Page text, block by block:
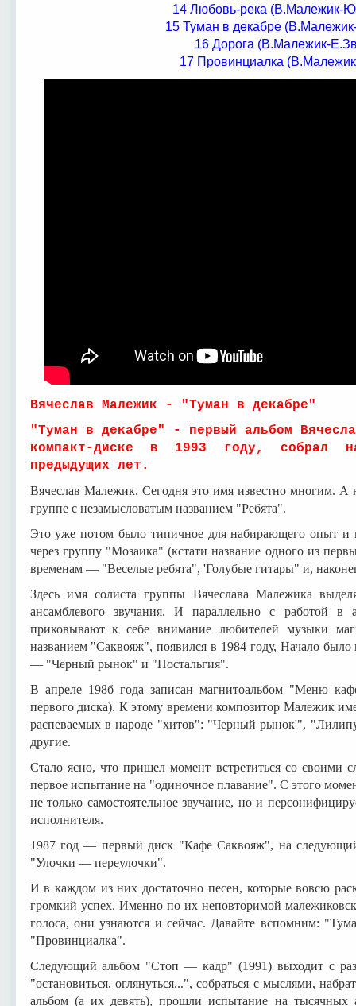
14 Любовь-река (В.Малежик-
15 Туман в декабре
16 Дорога (В.Малежик-
17 Провинциалка
Вячеслав Малежик - "Туман в декабре"
"Туман в декабре" - первый альбом
компакт-диске в 1993 году, собрал
предыдущих лет.
Вячеслав Малежик. Сегодня это имя известно многим. А
группе с незамысловатым названием "Ребята".
Это уже потом было типичное для набирающего опыт и
через группу "Мозаика" (кстати название одного из
временам — "Веселые ребята", 'Голубые гитары" и,
Здесь имя солиста группы Вячеслава Малежика
ансамблевого звучания. И параллельно с работой в
приковывают к себе внимание любителей музыки
названием "Саквояж", появился в 1984 году, Начало
— "Черный рынок" и "Ностальгия".
В апреле 198б года записан магнитоальбом "Меню
первого диска). К этому времени композитор Малежик
распеваемых в народе "хитов": "Черный рынок'",
другие.
Стало ясно, что пришел момент встретиться со своими
первое испытание на "одиночное плавание". С этого
не только самостоятельное звучание, но и
исполнителя.
1987 год — первый диск "Кафе Саквояж", на
"Улочки — переулочки".
И в каждом из них достаточно песен, которые вовсю
громкий успех. Именно по их неповторимой
голоса, они узнаются и сейчас. Давайте вспомним:
"Провинциалка".
Следующий альбом "Стоп — кадр" (1991) выходит с
"остановиться, оглянуться...", собраться с мыслями,
альбом (а их девять), прошли испытание на тысячных